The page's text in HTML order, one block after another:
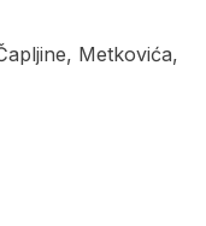
Metkovića,